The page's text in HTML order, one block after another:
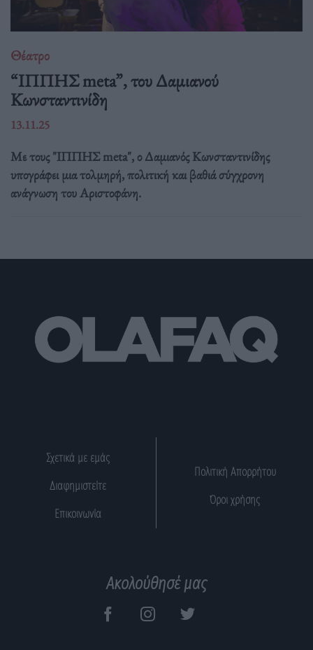
Θέατρο
“ΙΠΠΗΣ meta”, του Δαμιανού
Κωνσταντινίδη
13.11.25
Με τους "ΙΠΠΗΣ meta", ο Δαμιανός Κωνσταντινίδης
υπογράφει μια τολμηρή, πολιτική και βαθιά σύγχρονη
ανάγνωση του Αριστοφάνη.
Σχετικά με εμάς
Διαφημιστείτε
Επικοινωνία
Πολιτική Απορρήτου
Όροι χρήσης
Ακολούθησέ μας